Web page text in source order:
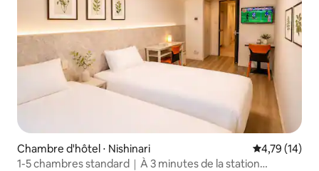
Chambre d'hôtel ⋅ Nishinari Évaluation
4,79 (14)
1-5 chambres standard｜À 3 minutes de la station